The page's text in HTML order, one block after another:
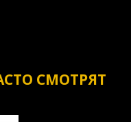
СМОТРЯТ